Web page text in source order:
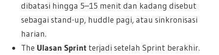
dibatasi hingga 5–15 menit dan kadang disebut
sebagai stand-up, huddle pagi, atau sinkronisasi
harian.
The Ulasan Sprintterjadi setelah Sprint berakhir.